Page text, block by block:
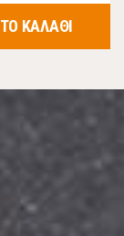
ΚΑΛΑΘΙ